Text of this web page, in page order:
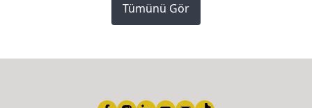
Tümünü Gör